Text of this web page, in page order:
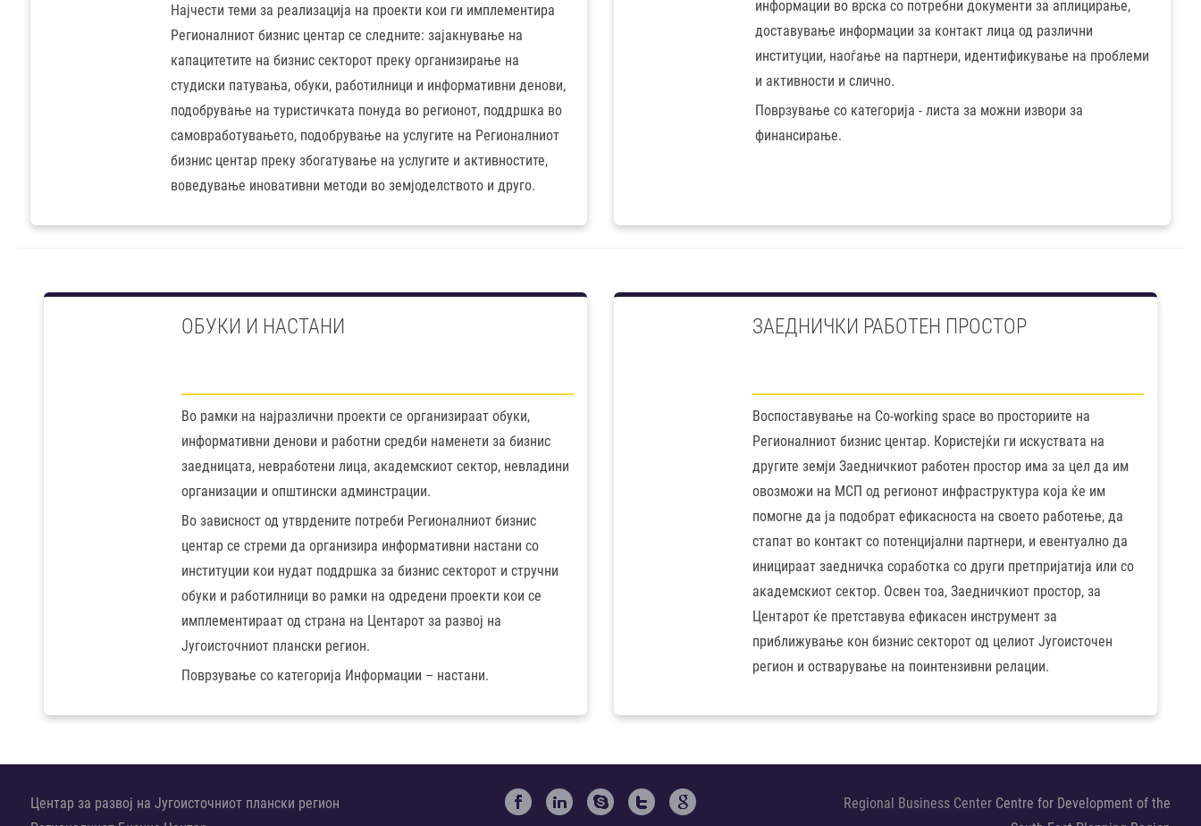
Најчести теми за реализација на проекти кои ги имплементира
Регионалниот бизнис центар се следните: зајакнување на
капацитетите на бизнис секторот преку организирање на
студиски патувања, обуки, работилници и информативни денови,
подобрување на туристичката понуда во регионот, поддршка во
самовработувањето, подобрување на услугите на Регионалниот
бизнис центар преку збогатување на услугите и активностите,
воведување иновативни методи во земјоделството и друго.
информации во врска со потребни документи за аплицирање,
доставување информации за контакт лица од различни
институции, наоѓање на партнери, идентификување на проблеми
и активности и слично.
Поврзување со категорија - листа за можни извори за
финансирање.
ОБУКИ И НАСТАНИ
Во рамки на најразлични проекти се организираат обуки,
информативни денови и работни средби наменети за бизнис
заедницата, невработени лица, академскиот сектор, невладини
организации и општински админстрации.
Во зависност од утврдените потреби Регионалниот бизнис
центар се стреми да организира информативни настани со
институции кои нудат поддршка за бизнис секторот и стручни
обуки и работилници во рамки на одредени проекти кои се
имплементираат од страна на Центарот за развој на
Југоисточниот плански регион.
Поврзување со категорија Информации – настани.
ЗАЕДНИЧКИ РАБОТЕН ПРОСТОР
Воспоставување на Co-working space во просториите на
Регионалниот бизнис центар. Користејќи ги искуствата на
другите земји Заедничкиот работен простор има за цел да им
овозможи на МСП од регионот инфраструктура која ќе им
помогне да ја подобрат ефикасноста на своето работење, да
стапат во контакт со потенцијални партнери, и евентуално да
иницираат заедничка соработка со други претпријатија или со
академскиот сектор. Освен тоа, Заедничкиот простор, за
Центарот ќе претставува ефикасен инструмент за
приближување кон бизнис секторот од целиот Југоисточен
регион и остварување на поинтензивни релации.
Центар за развој на Југоисточниот плански регион
Regional Business Center Centre for Development of the